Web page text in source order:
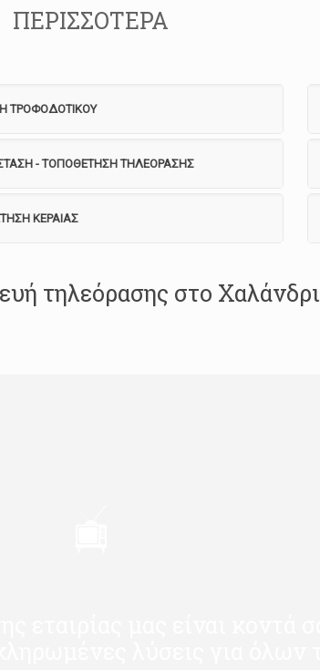
ΠΕΡΙΣΣΟΤΕΡΑ
ΤΡΟΦΟΔΟΤΙΚΟΥ
- ΤΟΠΟΘΕΤΗΣΗ ΤΗΛΕΟΡΑΣΗΣ
ΚΕΡΑΙΑΣ
τηλεόρασης στο Χαλάνδρι